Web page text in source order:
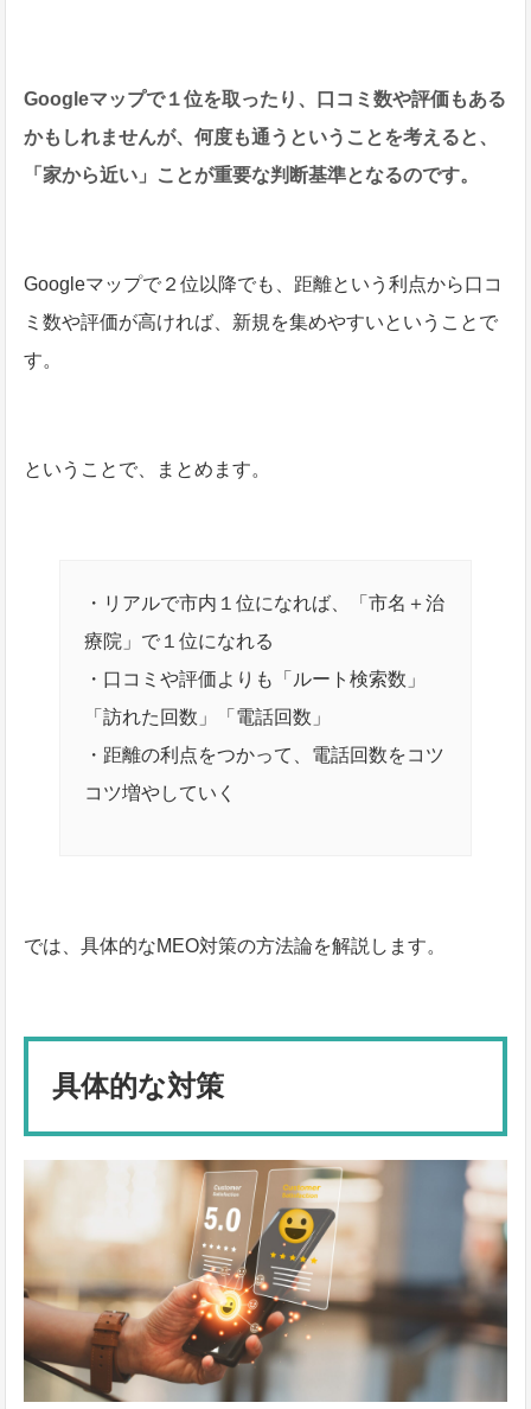
Googleマップで１位を取ったり、口コミ数や評価もある
かもしれませんが、何度も通うということを考えると、
「家から近い」ことが重要な判断基準となるのです。
Googleマップで２位以降でも、距離という利点から口コ
ミ数や評価が高ければ、新規を集めやすいということで
す。
ということで、まとめます。
・リアルで市内１位になれば、「市名＋治
療院」で１位になれる
・口コミや評価よりも「ルート検索数」
「訪れた回数」「電話回数」
・距離の利点をつかって、電話回数をコツ
コツ増やしていく
では、具体的なMEO対策の方法論を解説します。
具体的な対策